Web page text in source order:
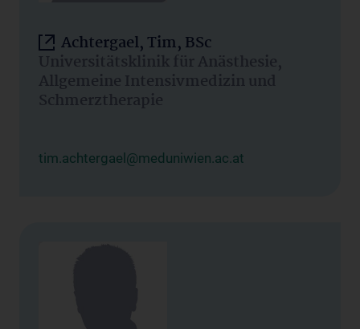
Achtergael, Tim, BSc
Universitätsklinik für Anästhesie,
Allgemeine Intensivmedizin und
Schmerztherapie
tim.achtergael@meduniwien.ac.at